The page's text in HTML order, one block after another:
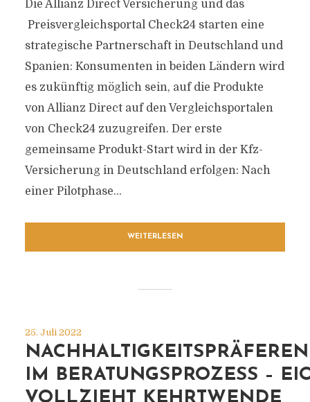
Die Allianz Direct Versicherung und das
Preisvergleichsportal Check24 starten eine
strategische Partnerschaft in Deutschland und
Spanien: Konsumenten in beiden Ländern wird
es zukünftig möglich sein, auf die Produkte
von Allianz Direct auf den Vergleichsportalen
von Check24 zuzugreifen. Der erste
gemeinsame Produkt-Start wird in der Kfz-
Versicherung in Deutschland erfolgen: Nach
einer Pilotphase...
WEITERLESEN
25. Juli 2022
IM BERATUNGSPROZESS –
VOLLZIEHT KEHRTWENDE